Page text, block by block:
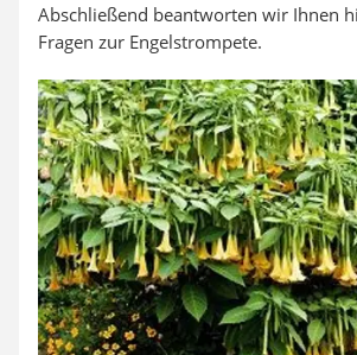
Abschließend beantworten wir Ihnen
Fragen zur Engelstrompete.